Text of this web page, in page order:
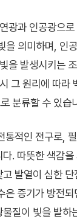
광과 인공광으
을 의미하며, 인
을 발생시키는
그 원리에 따라
분류할 수 있습
통적인 전구로,
다. 따뜻한 색감
고 발열이 심한
은 증기가 방전
질이 빛을 발하